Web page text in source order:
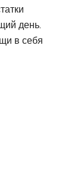
день.
в себя